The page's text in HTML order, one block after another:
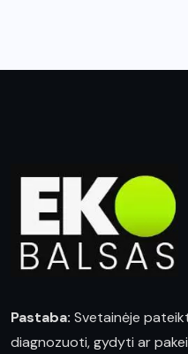
Pastaba: Svetainėje
diagnozuoti, gydyti ar